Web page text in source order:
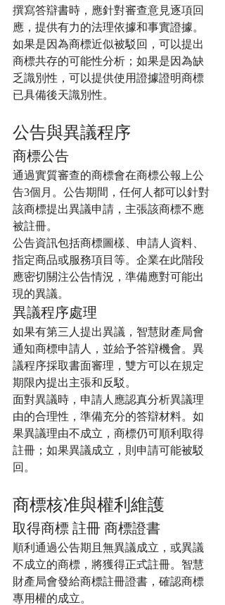
撰寫答辯書時，應針對審查意見逐項回
應，提供有力的法理依據和事實證據。
如果是因為商標近似被駁回，可以提出
商標共存的可能性分析；如果是因為缺
乏識別性，可以提供使用證據證明商標
已具備後天識別性。
公告與異議程序
商標公告
通過實質審查的商標會在商標公報上公
告3個月。公告期間，任何人都可以針對
該商標提出異議申請，主張該商標不應
被註冊。
公告資訊包括商標圖樣、申請人資料、
指定商品或服務項目等。企業在此階段
應密切關注公告情況，準備應對可能出
現的異議。
異議程序處理
如果有第三人提出異議，智慧財產局會
通知商標申請人，並給予答辯機會。異
議程序採取書面審理，雙方可以在規定
期限內提出主張和反駁。
面對異議時，申請人應認真分析異議理
由的合理性，準備充分的答辯材料。如
果異議理由不成立，商標仍可順利取得
註冊；如果異議成立，則申請可能被駁
回。
商標核准與權利維護
取得商標 註冊 商標證書
順利通過公告期且無異議成立，或異議
不成立的商標，將獲得正式註冊。智慧
財產局會發給商標註冊證書，確認商標
專用權的成立。